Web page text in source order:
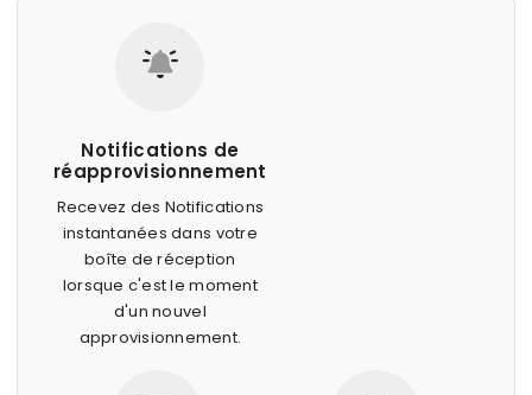
Notifications de
réapprovisionnement
Recevez des Notifications
instantanées dans votre
boîte de réception
lorsque c'est le moment
d'un nouvel
approvisionnement.